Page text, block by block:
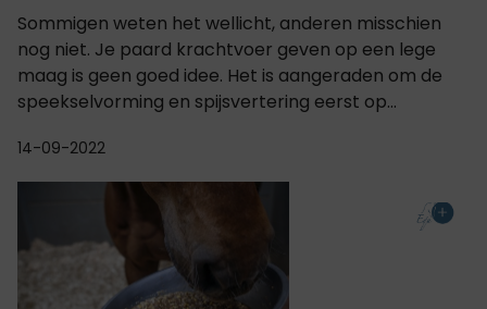
Sommigen weten het wellicht, anderen misschien
nog niet. Je paard krachtvoer geven op een lege
maag is geen goed idee. Het is aangeraden om de
speekselvorming en spijsvertering eerst op...
14-09-2022